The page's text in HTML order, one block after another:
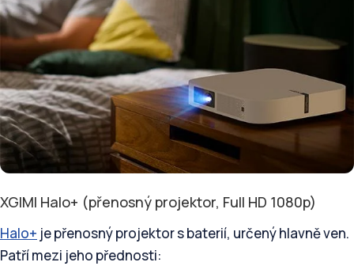
XGIMI Halo+ (přenosný projektor, Full HD 1080p)
Halo+ je přenosný projektor s baterií, určený hlavně ven.
Patří mezi jeho přednosti: